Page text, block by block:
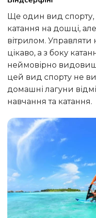
Ще один вид спорту, в основі якого лежить
катання на дошці,
вітрилом.
цікаво, а з боку
неймовірно
цей вид спорту не
домашні лагуни
навчання та катання.